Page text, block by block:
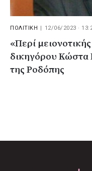
ΠΟΛΙΤΙΚΗ 12/06/2023 ·
«Περί
δικηγόρου Κώστα
της Ροδόπης